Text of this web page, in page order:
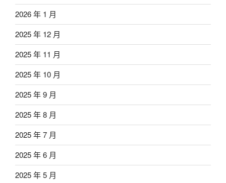
2026 年 1 月
2025 年 12 月
2025 年 11 月
2025 年 10 月
2025 年 9 月
2025 年 8 月
2025 年 7 月
2025 年 6 月
2025 年 5 月